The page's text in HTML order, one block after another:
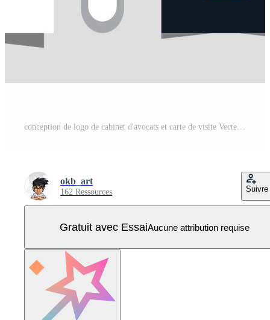
conception de logo de cabinet d'avocats et carte de visite Vecteur Pro
okb_art
162 Ressources Suivre
Gratuit avec EssaiAucune attribution requise